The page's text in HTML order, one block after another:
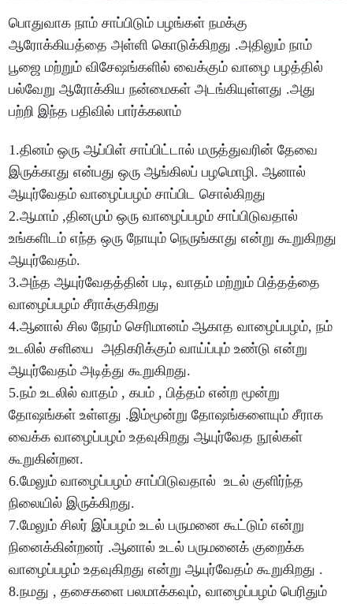
பொதுவாக நாம் சாப்பிடும் பழங்கள் நமக்கு
ஆரோக்கியத்தை அள்ளி கொடுக்கிறது .அதிலும் நாம்
பூஜை மற்றும் விசேஷங்களில் வைக்கும் வாழை பழத்தில்
பல்வேறு ஆரோக்கிய நன்மைகள் அடங்கியுள்ளது .அது
பற்றி இந்த பதிவில் பார்க்கலாம்
1.தினம் ஒரு ஆப்பிள் சாப்பிட்டால் மருத்துவரின் தேவை
இருக்காது என்பது ஒரு ஆங்கிலப் பழமொழி. ஆனால்
ஆயுர்வேதம் வாழைப்பழம் சாப்பிட சொல்கிறது
2.ஆமாம் ,தினமும் ஒரு வாழைப்பழம் சாப்பிடுவதால்
உங்களிடம் எந்த ஒரு நோயும் நெருங்காது என்று கூறுகிறது
ஆயுர்வேதம்.
3.அந்த ஆயுர்வேதத்தின் படி, வாதம் மற்றும் பித்தத்தை
வாழைப்பழம் சீராக்குகிறது
4.ஆனால் சில நேரம் செரிமானம் ஆகாத வாழைப்பழம், நம்
உடலில் சளியை அதிகரிக்கும் வாய்ப்பும் உண்டு என்று
ஆயுர்வேதம் அடித்து கூறுகிறது.
5.நம் உடலில் வாதம் , கபம் , பித்தம் என்ற மூன்று
தோஷங்கள் உள்ளது .இம்மூன்று தோஷங்களையும் சீராக
வைக்க வாழைப்பழம் உதவுகிறது ஆயுர்வேத நூல்கள்
கூறுகின்றன.
6.மேலும் வாழைப்பழம் சாப்பிடுவதால் உடல் குளிர்ந்த
நிலையில் இருக்கிறது.
7.மேலும் சிலர் இப்பழம் உடல் பருமனை கூட்டும் என்று
நினைக்கின்றனர் .ஆனால் உடல் பருமனைக் குறைக்க
வாழைப்பழம் உதவுகிறது என்று ஆயுர்வேதம் கூறுகிறது .
8.நமது , தசைகளை பலமாக்கவும், வாழைப்பழம் பெரிதும்